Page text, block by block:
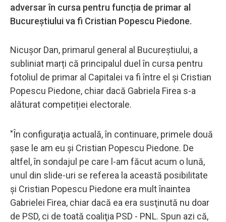
adversar în cursa pentru funcția de primar al
Bucureștiului va fi Cristian Popescu Piedone.
Nicușor Dan, primarul general al Bucureștiului, a
subliniat marți că principalul duel în cursa pentru
fotoliul de primar al Capitalei va fi între el și Cristian
Popescu Piedone, chiar dacă Gabriela Firea s-a
alăturat competiției electorale.
"În configuraţia actuală, în continuare, primele două
şase le am eu şi Cristian Popescu Piedone. De
altfel, în sondajul pe care l-am făcut acum o lună,
unul din slide-uri se referea la această posibilitate
şi Cristian Popescu Piedone era mult înaintea
Gabrielei Firea, chiar dacă ea era susţinută nu doar
de PSD, ci de toată coaliţia PSD - PNL. Spun azi că,